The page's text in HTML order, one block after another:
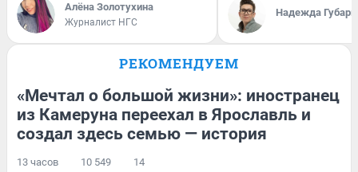
Алёна Золотухина
Журналист НГС
Надежда Губарь
РЕКОМЕНДУЕМ
«Мечтал о большой жизни»: иностранец
из Камеруна переехал в Ярославль и
создал здесь семью — история
13 часов 10 549 14